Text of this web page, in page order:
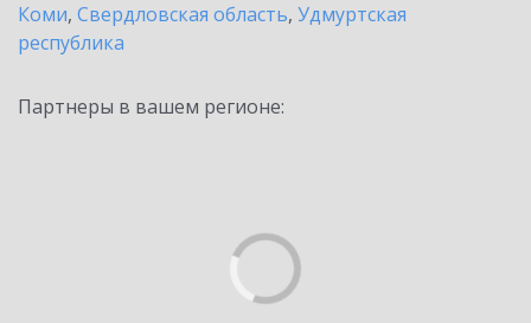
Коми, Свердловская область, Удмуртская
республика
Партнеры в вашем регионе: